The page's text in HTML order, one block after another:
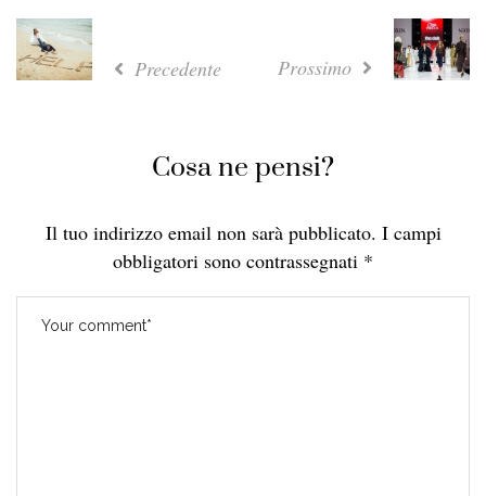
Precedente Prossimo
Cosa ne pensi?
Il tuo indirizzo email non sarà pubblicato. I campi
obbligatori sono contrassegnati *